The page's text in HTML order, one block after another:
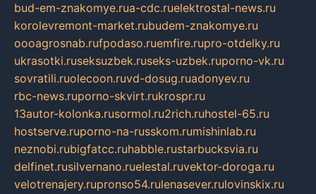
bud-em-znakomye.rua-cdc.ruelektrostal-news.ru
korolevremont-market.rubudem-znakomye.ru
oooagrosnab.rufpodaso.ruemfire.rupro-otdelky.ru
ukrasotki.ruseksuzbek.ruseks-uzbek.ruporno-vk.ru
sovratili.ruolecoon.ruvd-dosug.ruadonyev.ru
rbc-news.ruporno-skvirt.rukrospr.ru
13autor-kolonka.rusormol.ru2rich.ruhostel-65.ru
hostserve.ruporno-na-russkom.rumishinlab.ru
neznobi.rubigfatcc.ruhabble.rustarbucksvia.ru
delfinet.rusilvernano.ruelestal.ruvektor-doroga.ru
velotrenajery.rupronso54.rulenasever.rulovinskix.ru